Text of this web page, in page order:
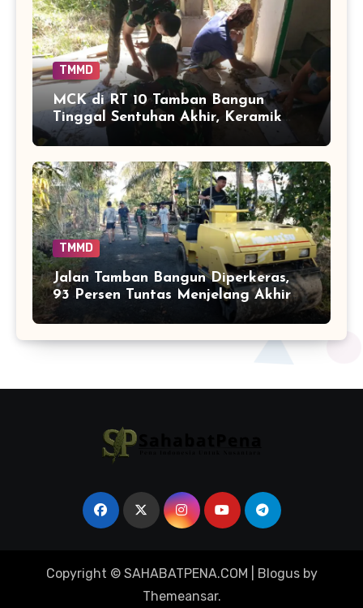
TMMD
MCK di RT 10 Tamban Bangun
Tinggal Sentuhan Akhir, Keramik
Capai 75 Persen
TMMD
Jalan Tamban Bangun Diperkeras,
93 Persen Tuntas Menjelang Akhir
TMMD
Copyright © SAHABATPENA.COM Blogusby
Themeansar.